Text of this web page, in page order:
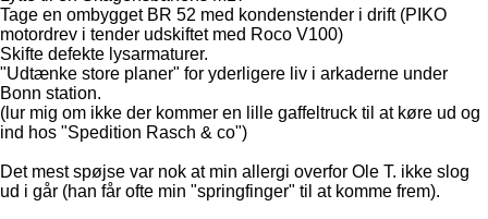
Tage en ombygget BR 52 med kondenstender i drift (PIKO
motordrev i tender udskiftet med Roco V100)
Skifte defekte lysarmaturer.
"Udtænke store planer" for yderligere liv i arkaderne under
Bonn station.
(lur mig om ikke der kommer en lille gaffeltruck til at køre ud og
ind hos "Spedition Rasch & co")
Det mest spøjse var nok at min allergi overfor Ole T. ikke slog
ud i går (han får ofte min "springfinger" til at komme frem).